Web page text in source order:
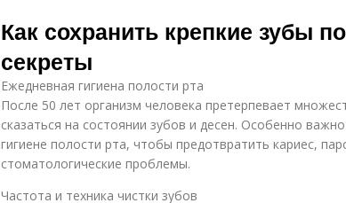
Как сохранить крепкие зубы
секреты
Ежедневная гигиена полости рта
После 50 лет организм человека претерпевает
сказаться на состоянии зубов и десен. Особенно
гигиене полости рта, чтобы предотвратить кариес,
стоматологические проблемы.
Частота и техника чистки зубов